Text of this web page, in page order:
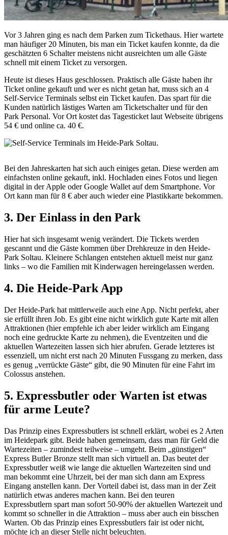
Vor 3 Jahren ging es nach dem Parken zum Tickethaus. Hier wartete
man häufiger 20 Minuten, bis man ein Ticket kaufen konnte, da die
geschätzten 6 Schalter meistens nicht ausreichten um alle Gäste
schnell mit einem Ticket zu versorgen.
Heute ist dieses Haus geschlossen. Praktisch alle Gäste haben ihr
Ticket online gekauft und wer es nicht getan hat, muss sich an 4
Self-Service Terminals selbst ein Ticket kaufen. Das spart für die
Kunden natürlich lästiges Warten am Ticketschalter und für den
Park Personal. Vor Ort kostet das Tagesticket laut Webseite übrigens
54 € und online ca. 40 €.
Bei den Jahreskarten hat sich auch einiges getan. Diese werden am
einfachsten online gekauft, inkl. Hochladen eines Fotos und liegen
digital in der Apple oder Google Wallet auf dem Smartphone. Vor
Ort kann man für 8 € aber auch wieder eine Plastikkarte bekommen.
3. Der Einlass in den Park
Hier hat sich insgesamt wenig verändert. Die Tickets werden
gescannt und die Gäste kommen über Drehkreuze in den Heide-
Park Soltau. Kleinere Schlangen entstehen aktuell meist nur ganz
links – wo die Familien mit Kinderwagen hereingelassen werden.
4. Die Heide-Park App
Der Heide-Park hat mittlerweile auch eine App. Nicht perfekt, aber
sie erfüllt ihren Job. Es gibt eine nicht wirklich gute Karte mit allen
Attraktionen (hier empfehle ich aber leider wirklich am Eingang
noch eine gedruckte Karte zu nehmen), die Eventzeiten und die
aktuellen Wartezeiten lassen sich hier abrufen. Gerade letzteres ist
essenziell, um nicht erst nach 20 Minuten Fussgang zu merken, dass
es genug „verrückte Gäste“ gibt, die 90 Minuten für eine Fahrt im
Colossus anstehen.
5. Expressbutler oder Warten ist etwas
für arme Leute?
Das Prinzip eines Expressbutlers ist schnell erklärt, wobei es 2 Arten
im Heidepark gibt. Beide haben gemeinsam, dass man für Geld die
Wartezeiten – zumindest teilweise – umgeht. Beim „günstigen“
Express Butler Bronze stellt man sich virtuell an. Das beutet der
Expressbutler weiß wie lange die aktuellen Wartezeiten sind und
man bekommt eine Uhrzeit, bei der man sich dann am Express
Eingang anstellen kann. Der Vorteil dabei ist, dass man in der Zeit
natürlich etwas anderes machen kann. Bei den teuren
Expressbutlern spart man sofort 50-90% der aktuellen Wartezeit und
kommt so schneller in die Attraktion – muss aber auch ein bisschen
Warten. Ob das Prinzip eines Expressbutlers fair ist oder nicht,
möchte ich an dieser Stelle nicht beleuchten.